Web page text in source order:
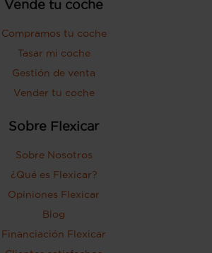
Vende tu coche
Compramos tu coche
Tasar mi coche
Gestión de venta
Vender tu coche
Sobre Flexicar
Sobre Nosotros
¿Qué es Flexicar?
Opiniones Flexicar
Blog
Financiación Flexicar